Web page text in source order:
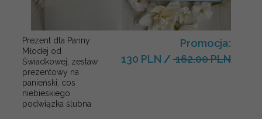
Prezent dla Panny
Młodej od
Świadkowej, zestaw
prezentowy na
panieński, cos
niebieskiego
podwiązka ślubna
Promocja:
130 PLN / 162.00 PLN